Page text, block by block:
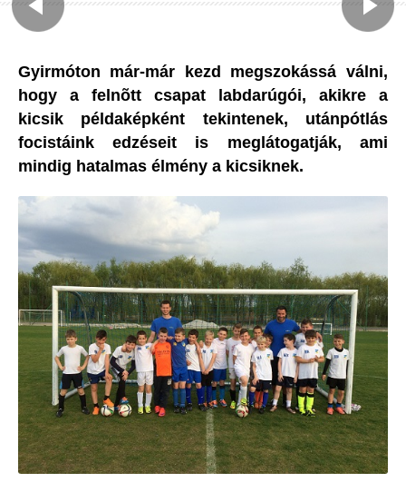
Gyirmóton már-már kezd megszokássá válni,
hogy a felnõtt csapat labdarúgói, akikre a
kicsik példaképként tekintenek, utánpótlás
focistáink edzéseit is meglátogatják, ami
mindig hatalmas élmény a kicsiknek.